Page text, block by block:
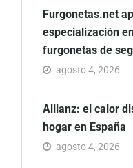
Furgonetas.net
especialización
furgonetas de
agosto 4, 2026
Allianz: el calor
hogar en España
agosto 4, 2026